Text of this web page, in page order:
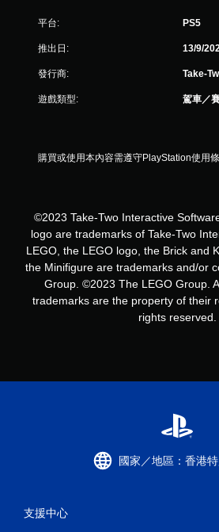
平台: PS5
推出日: 13/9/
發行商: Take-
遊戲類型: 駕車／
購買或使用本內容需遵守PlayStation使用條
©2023 Take-Two Interactive
logo are trademarks of Take-Two
LEGO, the LEGO logo, the Brick and
the Minifigure are trademarks and/or
Group. ©2023 The LEGO Group.
trademarks are the property of their
rights reserved.
國家／地區：香港
支援中心